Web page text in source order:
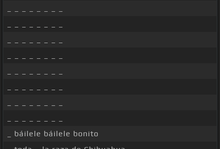
_ báilele báilele bonito